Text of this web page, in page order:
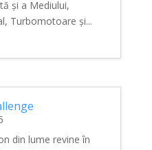
și a Mediului,
Turbomotoare și...
din lume revine în